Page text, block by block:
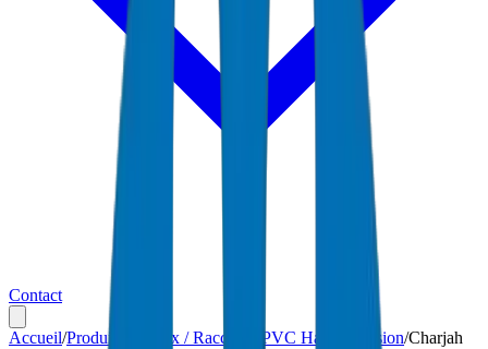
Contact
Accueil/Produits Tuyaux / Raccords PVC Haute Pression/Charjah